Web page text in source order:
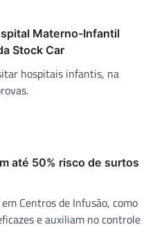
Materno-Infantil
Stock Car
hospitais infantis, na
até 50% risco de surtos
Centros de Infusão, como
e auxiliam no controle